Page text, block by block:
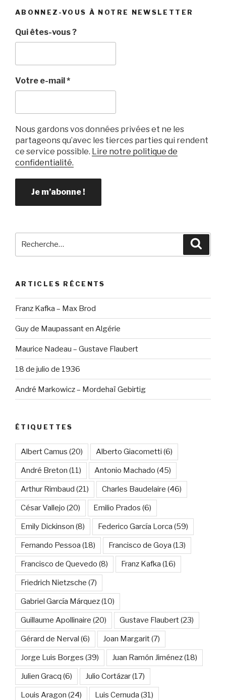
e
b
o
o
k
er
k g
ABONNEZ-VOUS À NOTRE NEWSLETTER
Qui êtes-vous ?
Votre e-mail*
Nous gardons vos données privées et ne les
partageons qu’avec les tierces parties qui rendent
ce service possible. Lire notre politique de
confidentialité.
ARTICLES RÉCENTS
Franz Kafka – Max Brod
Guy de Maupassant en Algérie
Maurice Nadeau – Gustave Flaubert
18 de julio de 1936
André Markowicz – Mordehaï Gebirtig
ÉTIQUETTES
Albert Camus (20) Alberto Giacometti (6)
André Breton (11) Antonio Machado (45)
Arthur Rimbaud (21) Charles Baudelaire (46)
César Vallejo (20) Emilio Prados (6)
Emily Dickinson (8) Federico García Lorca (59)
Fernando Pessoa (18) Francisco de Goya (13)
Francisco de Quevedo (8) Franz Kafka (16)
Friedrich Nietzsche (7)
Gabriel García Márquez(10)
Guillaume Apollinaire (20) Gustave Flaubert(23)
Gérard de Nerval (6) Joan Margarit(7)
Jorge Luis Borges (39) Juan Ramón Jiménez(18)
Julien Gracq (6) Julio Cortázar(17)
Louis Aragon (24) Luis Cernuda (31)